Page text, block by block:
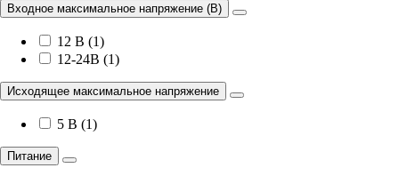
Входное максимальное напряжение (В)
12 В (1)
12-24В (1)
Исходящее максимальное напряжение
5 В (1)
Питание